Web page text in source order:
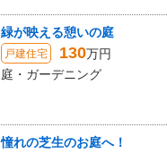
緑が映える憩いの庭
戸建住宅 130万円
庭・ガーデニング
憧れの芝生のお庭へ！